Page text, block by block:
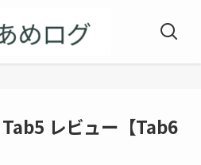
レビュー【Tab6